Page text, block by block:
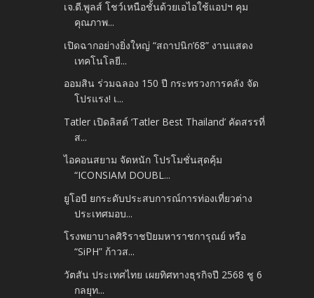
เจ.ดี.พูลส์ โชว์เหนือชั้นด้วยเอไอใช้แอปฯ คุม
คุณภาพ...
เปิดฉากอย่างยิ่งใหญ่ “สถาปนิก’68” งานแสดง
เทคโนโลยี...
ออมสิน ร่วมฉลอง 150 ปี กระทรวงการคลัง จัด
โปรแรง! เ...
Tatler เปิดลิสต์ ‘Tatler Best Thailand’ คัดสรรที่
ส...
ไอคอนสยาม จัดหนัก โปรโมชั่นสุดคุ้ม
“ICONSIAM DOUBL...
ยูโอบี ยกระดับประสบการณ์การท่องเที่ยวต่าง
ประเทศมอบ...
โรงพยาบาลศิริราชปิยมหาราชการุณย์ หรือ
“SiPH” ก้าวส...
วัตสัน ประเทศไทย เผยทิศทางธุรกิจปี 2568 ชู 6
กลยุท...